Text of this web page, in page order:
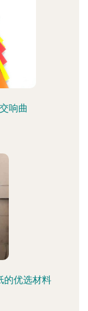
响曲
的优选材料